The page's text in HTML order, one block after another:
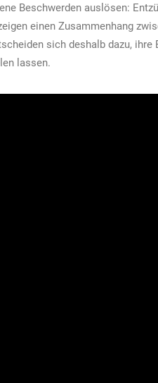
Beschwerden auslösen:
einen Zusammenhang
sich deshalb dazu,
lassen.